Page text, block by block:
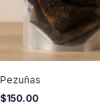
Pezuñas
$150.00